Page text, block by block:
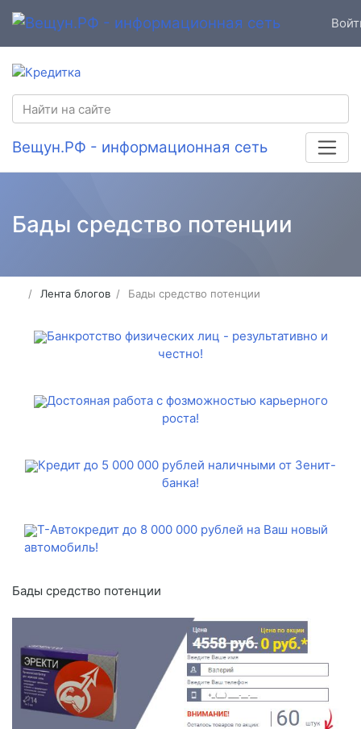
Вещун.РФ - информационная сеть
Бады средство потенции
Лента блогов Бады средство потенции
Банкротство физических лиц - результативно и
честно!
Достояная работа с фозможностью карьерного
роста!
Кредит до 5 000 000 рублей наличными от Зенит-
банка!
Т-Автокредит до 8 000 000 рублей на Ваш новый
автомобиль!
Бады средство потенции